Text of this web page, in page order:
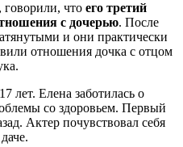
что его третий
с дочерью. После
и они практически
отношения дочка с отцом
лет. Елена заботилась о
со здоровьем. Первый
Актер почувствовал себя